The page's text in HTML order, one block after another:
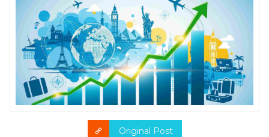
Original Post